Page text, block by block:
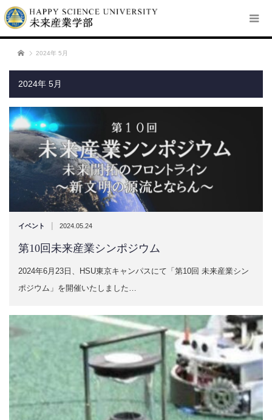
ホーム 2024年 5月
2024年 5月
イベント | 2024.05.24
第10回未来産業シンポジウム
2024年6月23日、HSU東京キャンパスにて「第10回 未来産業シン
ポジウム」を開催いたしました…